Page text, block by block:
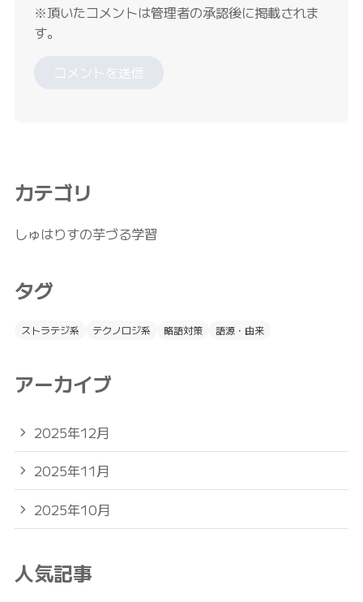
※頂いたコメントは管理者の承認後に掲載されま
す。
カテゴリ
しゅはりすの芋づる学習
タグ
ストラテジ系 テクノロジ系 略語対策 語源・由来
アーカイブ
2025年12月
2025年11月
2025年10月
人気記事